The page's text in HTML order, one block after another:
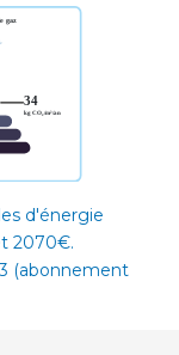
d'énergie
2070€.
(abonnement